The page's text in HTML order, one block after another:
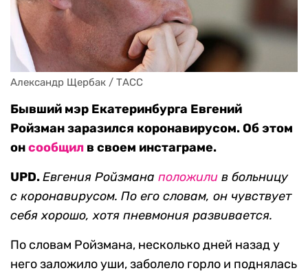
Александр Щербак / ТАСС
Бывший мэр Екатеринбурга Евгений
Ройзман заразился коронавирусом. Об этом
онсообщил в своем инстаграме.
UPD.Евгения Ройзмана положили в больницу
с коронавирусом. По его словам, он чувствует
себя хорошо, хотя пневмония развивается.
По словам Ройзмана, несколько дней назад у
него заложило уши, заболело горло и поднялась